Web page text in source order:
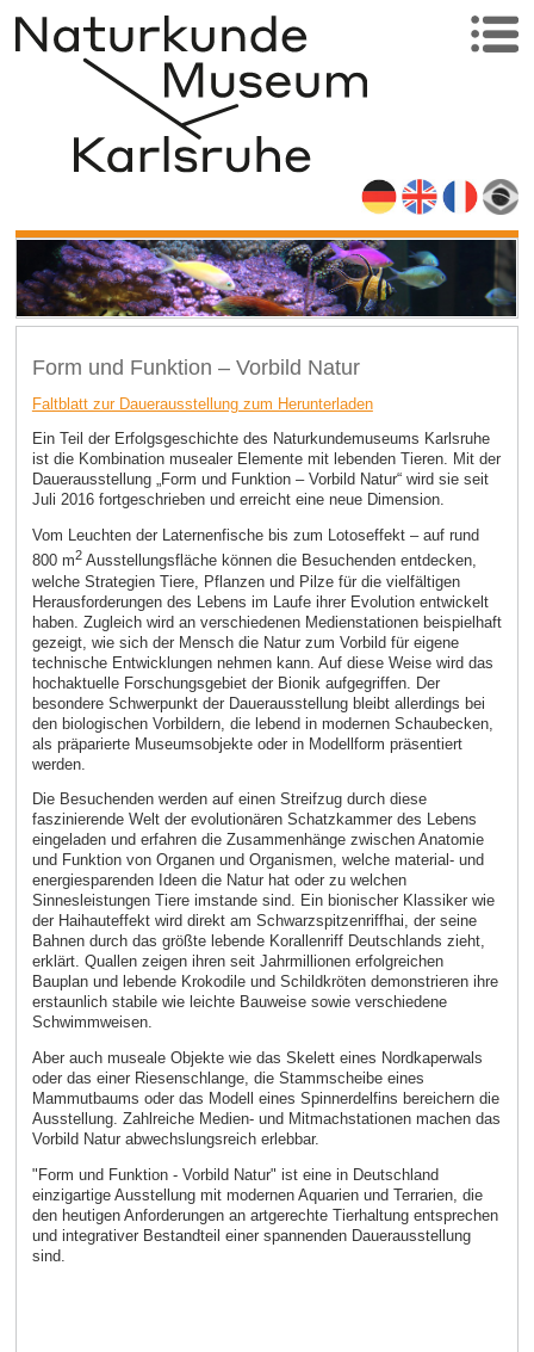
Form und Funktion – Vorbild Natur
Faltblatt zur Dauerausstellung zum Herunterladen
Ein Teil der Erfolgsgeschichte des Naturkundemuseums Karlsruhe
ist die Kombination musealer Elemente mit lebenden Tieren. Mit der
Dauerausstellung „Form und Funktion – Vorbild Natur“ wird sie seit
Juli 2016 fortgeschrieben und erreicht eine neue Dimension.
Vom Leuchten der Laternenfische bis zum Lotoseffekt – auf rund
800 m2Ausstellungsfläche können die Besuchenden entdecken,
welche Strategien Tiere, Pflanzen und Pilze für die vielfältigen
Herausforderungen des Lebens im Laufe ihrer Evolution entwickelt
haben. Zugleich wird an verschiedenen Medienstationen beispielhaft
gezeigt, wie sich der Mensch die Natur zum Vorbild für eigene
technische Entwicklungen nehmen kann. Auf diese Weise wird das
hochaktuelle Forschungsgebiet der Bionik aufgegriffen. Der
besondere Schwerpunkt der Dauerausstellung bleibt allerdings bei
den biologischen Vorbildern, die lebend in modernen Schaubecken,
als präparierte Museumsobjekte oder in Modellform präsentiert
werden.
Die Besuchenden werden auf einen Streifzug durch diese
faszinierende Welt der evolutionären Schatzkammer des Lebens
eingeladen und erfahren die Zusammenhänge zwischen Anatomie
und Funktion von Organen und Organismen, welche material- und
energiesparenden Ideen die Natur hat oder zu welchen
Sinnesleistungen Tiere imstande sind. Ein bionischer Klassiker wie
der Haihauteffekt wird direkt am Schwarzspitzenriffhai, der seine
Bahnen durch das größte lebende Korallenriff Deutschlands zieht,
erklärt. Quallen zeigen ihren seit Jahrmillionen erfolgreichen
Bauplan und lebende Krokodile und Schildkröten demonstrieren ihre
erstaunlich stabile wie leichte Bauweise sowie verschiedene
Schwimmweisen.
Aber auch museale Objekte wie das Skelett eines Nordkaperwals
oder das einer Riesenschlange, die Stammscheibe eines
Mammutbaums oder das Modell eines Spinnerdelfins bereichern die
Ausstellung. Zahlreiche Medien- und Mitmachstationen machen das
Vorbild Natur abwechslungsreich erlebbar.
"Form und Funktion - Vorbild Natur" ist eine in Deutschland
einzigartige Ausstellung mit modernen Aquarien und Terrarien, die
den heutigen Anforderungen an artgerechte Tierhaltung entsprechen
und integrativer Bestandteil einer spannenden Dauerausstellung
sind.